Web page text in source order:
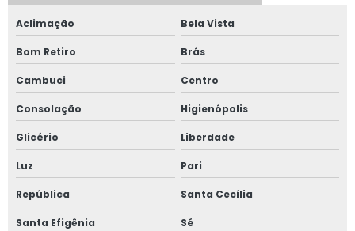
Fornecedor de esquadrias de alumínio
Fornecedor de janela anti ruído
Fornecedor de janela sobreposta
Fornecedor de janela sobreposta de correr
Aclimação Bela Vista
Bom Retiro Brás
Cambuci Centro
Consolação Higienópolis
Glicério Liberdade
Luz Pari
República Santa Cecília
Santa Efigênia Sé